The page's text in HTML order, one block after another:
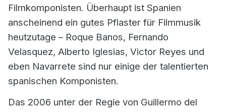
Filmkomponisten. Überhaupt ist Spanien
anscheinend ein gutes Pflaster für Filmmusik
heutzutage – Roque Banos, Fernando
Velasquez, Alberto Iglesias, Victor Reyes und
eben Navarrete sind nur einige der talentierten
spanischen Komponisten.
Das 2006 unter der Regie von Guillermo del